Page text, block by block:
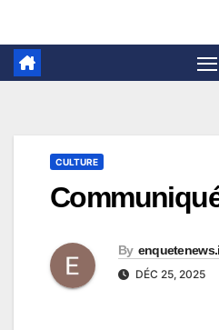
CULTURE
By
DÉC 25, 2025